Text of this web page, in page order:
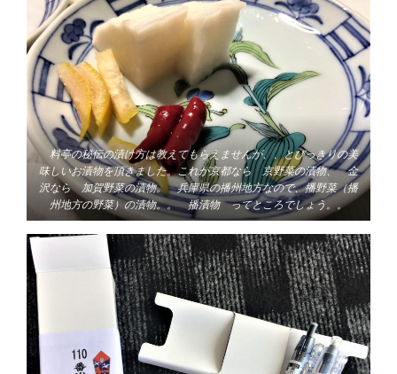
料亭の秘伝の漬け方は教えてもらえませんが、、とびっきりの美
味しいお漬物を頂きました。これが京都なら 京野菜の漬物、 金
沢なら 加賀野菜の漬物。 兵庫県の播州地方なので、播野菜（播
州地方の野菜）の漬物。。 播漬物 ってところでしょう。。